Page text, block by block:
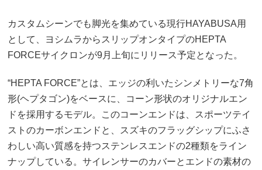
カスタムシーンでも脚光を集めている現行HAYABUSA用
として、ヨシムラからスリップオンタイプのHEPTA
FORCEサイクロンが9月上旬にリリース予定となった。
“HEPTA FORCE”とは、エッジの利いたシンメトリーな7角
形(ヘプタゴン)をベースに、コーン形状のオリジナルエン
ドを採用するモデル。このコーンエンドは、スポーツテイ
ストのカーボンエンドと、スズキのフラッグシップにふさ
わしい高い質感を持つステンレスエンドの2種類をライン
ナップしている。サイレンサーのカバーとエンドの素材の